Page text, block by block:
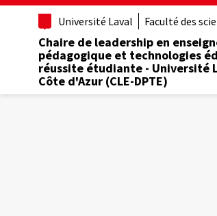
Aller
principal
Université Laval Faculté des
Chaire de leadership en
pédagogique et technologies
réussite étudiante - Université
Côte d'Azur (CLE-DPTE)